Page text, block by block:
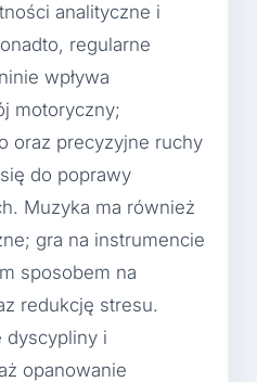
analityczne i
regularne
wpływa
motoryczny;
oraz precyzyjne ruchy
do poprawy
Muzyka ma również
gra na instrumencie
sposobem na
redukcję stresu.
dyscypliny i
opanowanie